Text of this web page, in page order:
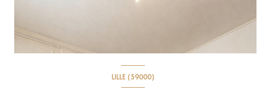
LILLE (59000)